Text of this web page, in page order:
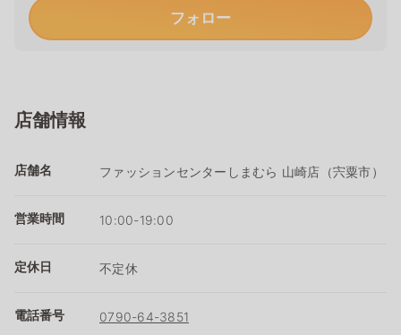
フォロー
店舗情報
店舗名 ファッションセンターしまむら 山崎店（宍粟市）
営業時間 10:00-19:00
定休日 不定休
電話番号 0790-64-3851